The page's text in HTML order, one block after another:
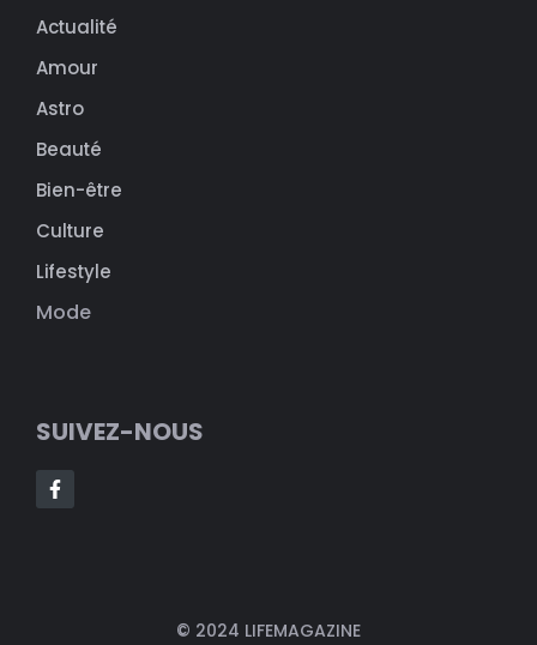
Actualité
Amour
Astro
Beauté
Bien-être
Culture
Lifestyle
Mode
SUIVEZ-NOUS
© 2024 LIFEMAGAZINE